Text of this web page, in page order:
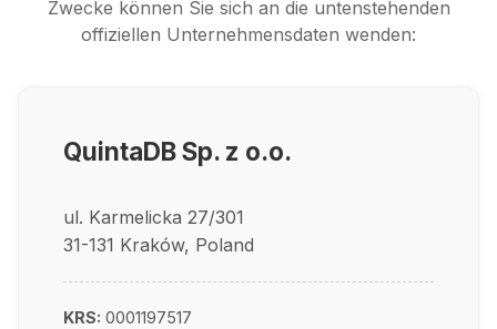
Zwecke können Sie sich an die untenstehenden
offiziellen Unternehmensdaten wenden:
QuintaDB Sp. z o.o.
ul. Karmelicka 27/301
31-131 Kraków, Poland
KRS: 0001197517